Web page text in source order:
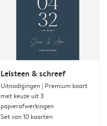
Leisteen & schreef
Uitnodigingen | Premium kaart
met keuze uit 3
papierafwerkingen
Set van 10 kaarten